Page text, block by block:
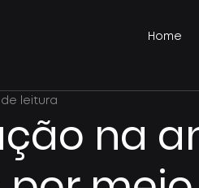
Home
na
de leitura